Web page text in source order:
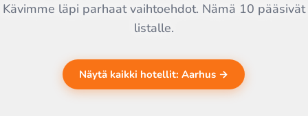
Kävimme läpi parhaat vaihtoehdot. Nämä 10 pääsivät
listalle.
Näytä kaikki hotellit: Aarhus →